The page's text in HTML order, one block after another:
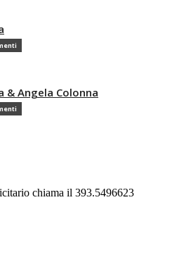
& Angela Colonna
chiama il 393.5496623